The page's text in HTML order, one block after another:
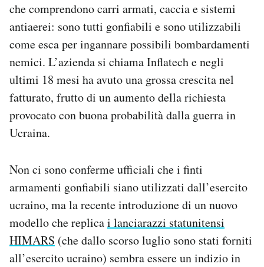
AREA PERSONALE
Area Personale
Newsletter
Notifiche mobile
Regala il Post
Hai bisogno di aiuto?
che comprendono carri armati, caccia e sistemi
antiaerei: sono tutti gonfiabili e sono utilizzabili
come esca per ingannare possibili bombardamenti
nemici. L’azienda si chiama Inflatech e negli
ultimi 18 mesi ha avuto una grossa crescita nel
fatturato, frutto di un aumento della richiesta
provocato con buona probabilità dalla guerra in
Ucraina.
Non ci sono conferme ufficiali che i finti
armamenti gonfiabili siano utilizzati dall’esercito
ucraino, ma la recente introduzione di un nuovo
modello che replicai lanciarazzi statunitensi
HIMARS (che dallo scorso luglio sono stati forniti
all’esercito ucraino) sembra essere un indizio in